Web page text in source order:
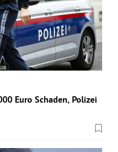
Euro Schaden, Polizei